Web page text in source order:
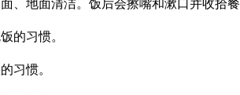
、地面清洁。饭后会擦嘴和漱口并收拾餐
的习惯。
习惯。